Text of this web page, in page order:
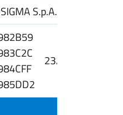
S.p.A.
23/02/2026